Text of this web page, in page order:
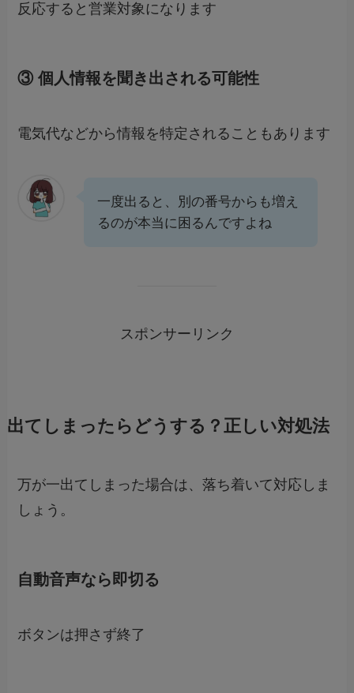
反応すると営業対象になります
③ 個人情報を聞き出される可能性
電気代などから情報を特定されることもあります
一度出ると、別の番号からも増え
るのが本当に困るんですよね
スポンサーリンク
出てしまったらどうする？正しい対処法
万が一出てしまった場合は、落ち着いて対応しま
しょう。
自動音声なら即切る
ボタンは押さず終了